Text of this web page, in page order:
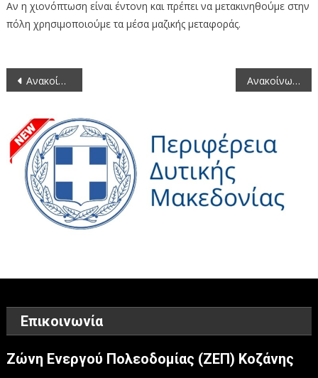
Αν η χιονόπτωση είναι έντονη και πρέπει να μετακινηθούμε στην
πόλη χρησιμοποιούμε τα μέσα μαζικής μεταφοράς.
Πλοήγηση
Ανακοίνωση διαδικασίας κλήρωσης για την επιλογή μελών της Επιτροπής τεχνικών υπαλλήλων για την Προμήθεια Υλικών Ανακοίνωση από τη Δ/νση Τεχνικών Έργων
Επικοινωνία
Ζώνη Ενεργού Πολεοδομίας (ΖΕΠ) Κοζάνης